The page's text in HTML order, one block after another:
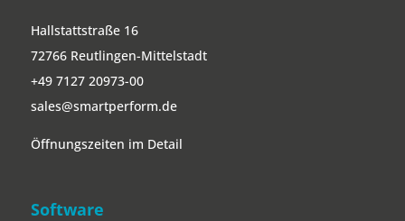
Hallstattstraße 16
72766 Reutlingen-Mittelstadt
+49 7127 20973-00
sales@smartperform.de
Öffnungszeiten im Detail
Software